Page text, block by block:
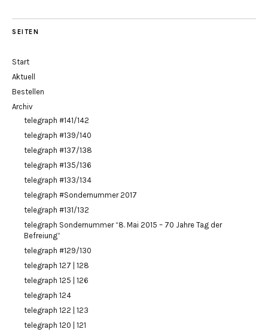
SEITEN
Start
Aktuell
Bestellen
Archiv
telegraph #141/142
telegraph #139/140
telegraph #137/138
telegraph #135/136
telegraph #133/134
telegraph #Sondernummer 2017
telegraph #131/132
telegraph Sondernummer “8. Mai 2015 – 70 Jahre Tag der
Befreiung”
telegraph #129/130
telegraph 127 | 128
telegraph 125 | 126
telegraph 124
telegraph 122 | 123
telegraph 120 | 121